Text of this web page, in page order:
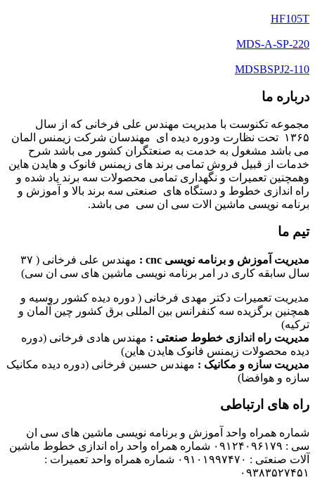
HF105T
MDS-A-SP-220
MDSBSPJ2-110
درباره ما
مجموعه تکنوست با مدیریت مهندس علی فرخانی که از سال
۱۳۶۵ تحت نظارت ودوره دیده ای مهندسان شرکت زیمنس المان
می باشد مشغول به خدمت به صنعتگران کشور می باشد شرح
خدمات از قبیل فروش تمامی برند های زیمنس فانوک و هایدن هاین
وهمچنین تعمیرات و نگهداری تمامی محصولات سه برند یاد شده و
راه اندازی خطوط و دستگاه های صنعتی سه برند بالا و آموزش و
برنامه نویسی ماشین الات سی ان سی می باشد.
تیم ما
مدیریت آموزش و برنامه نویسی cnc :
مهندس علی فرخانی ( ۳۷
سال سابقه کاری در امر برنامه نویسی ماشین های سی ان سی)
مدیریت تعمیرات دکتر مهدی فرخانی ( دوره دیده کشور روسیه و
همچنین برگزیده سه کنفرانس بین المللی برق کشور چین آلمان و
ترکیه)
مدیریت راه اندازی خطوط صنعتی : مهندس هادی فرخانی (دوره
دیده محصولات زیمنس فانوک هایدن هاین)
مدیریت سازه و مکانیک : مهندس حسین فرخانی (دوره دیده مکانیک
سازه و هوافضا)
راه های ارتباطی
شماره همراه واحد آموزش و برنامه نویسی ماشین های سی ان
سی : ۰۹۱۲۴۰۹۶۱۷۹ شماره همراه واحد راه اندازی خطوط ماشین
آلات صنعتی : ۰۹۱۰۱۹۹۷۴۷۰ شماره همراه واحد تعمیرات :
۰۹۳۸۳۵۲۷۴۵۱